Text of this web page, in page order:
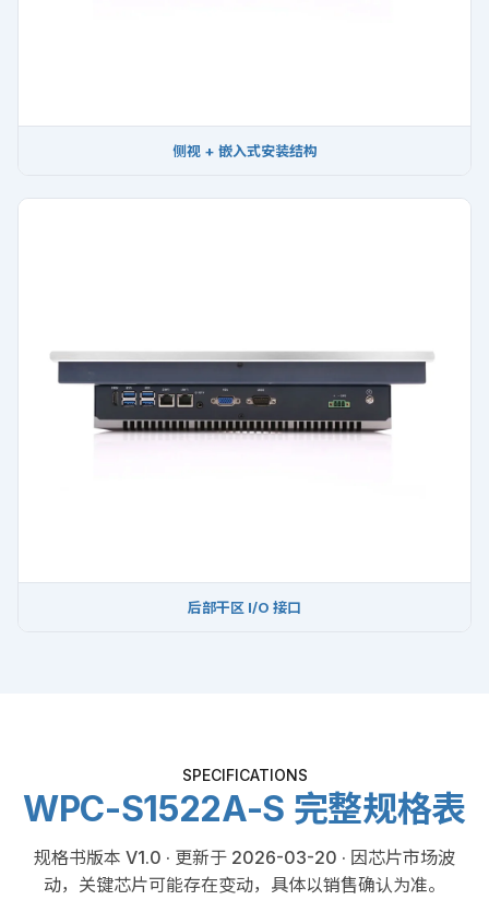
侧视 + 嵌入式安装结构
后部干区 I/O 接口
SPECIFICATIONS
WPC-S1522A-S 完整规格表
规格书版本 V1.0 · 更新于 2026-03-20 · 因芯片市场波
动，关键芯片可能存在变动，具体以销售确认为准。